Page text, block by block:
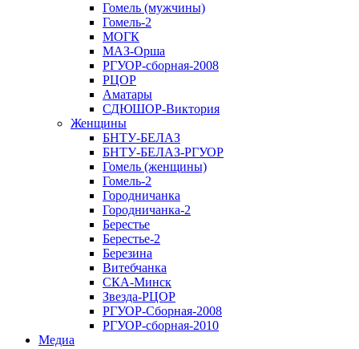
Гомель (мужчины)
Гомель-2
МОГК
МАЗ-Орша
РГУОР-сборная-2008
РЦОР
Аматары
СДЮШОР-Виктория
Женщины
БНТУ-БЕЛАЗ
БНТУ-БЕЛАЗ-РГУОР
Гомель (женщины)
Гомель-2
Городничанка
Городничанка-2
Берестье
Берестье-2
Березина
Витебчанка
СКА-Минск
Звезда-РЦОР
РГУОР-Сборная-2008
РГУОР-сборная-2010
Медиа